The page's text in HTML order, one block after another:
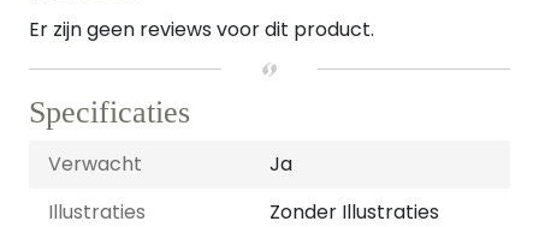
Er zijn geen reviews voor dit product.
Specificaties
Verwacht
Ja
Illustraties
Zonder Illustraties